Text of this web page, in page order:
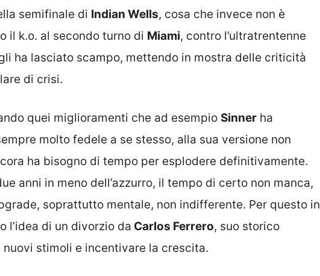
semifinale di Indian Wells, cosa che invece non è
il k.o. al secondo turno di Miami, contro l’ultratrentenne
ha lasciato scampo, mettendo in mostra delle criticità
di crisi.
quei miglioramenti che ad esempio Sinner ha
molto fedele a se stesso, alla sua versione non
ha bisogno di tempo per esplodere definitivamente.
anni in meno dell’azzurro, il tempo di certo non manca,
soprattutto mentale, non indifferente. Per questo in
l’idea di un divorzio da Carlos Ferrero, suo storico
stimoli e incentivare la crescita.